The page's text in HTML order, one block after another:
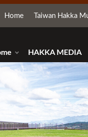
Home Taiwan Hakka
HAKKA MEDIA